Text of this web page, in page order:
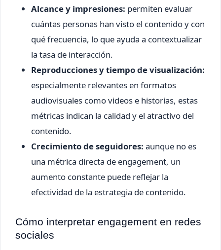
Alcance y impresiones: permiten evaluar
cuántas personas han visto el contenido y con
qué frecuencia, lo que ayuda a contextualizar
la tasa de interacción.
Reproducciones y tiempo de visualización:
especialmente relevantes en formatos
audiovisuales como videos e historias, estas
métricas indican la calidad y el atractivo del
contenido.
Crecimiento de seguidores: aunque no es
una métrica directa de engagement, un
aumento constante puede reflejar la
efectividad de la estrategia de contenido.
Cómo interpretar engagement en redes
sociales